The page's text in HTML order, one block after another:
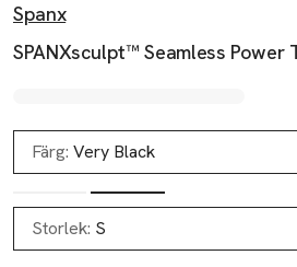
Spanx
SPANXsculpt™ Seamless Power
Färg: Very Black
Storlek: S